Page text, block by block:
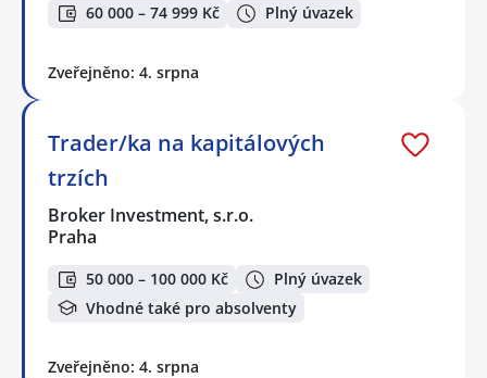
60 000 – 74 999 Kč Plný úvazek
Zveřejněno: 4. srpna
Trader/ka na kapitálových
trzích
Broker Investment, s.r.o.
Praha
50 000 – 100 000 Kč
Plný úvazek
Vhodné také pro absolventy
Zveřejněno: 4. srpna